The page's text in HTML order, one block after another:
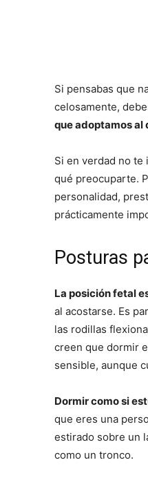
Si pensabas que
celosamente,
que adoptamos al
Si en verdad no te
qué preocuparte.
personalidad,
prácticamente
Posturas
La posición fetal
al acostarse. Es
las rodillas
creen que dormir
sensible, aunque
Dormir como si
que eres una
estirado sobre un
como un tronco.